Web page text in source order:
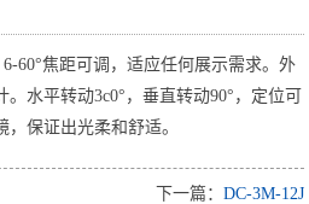
60°焦距可调，适应任何展示需求。外
水平转动3c0°，垂直转动90°，定位可
保证出光柔和舒适。
下一篇： DC-3M-12J